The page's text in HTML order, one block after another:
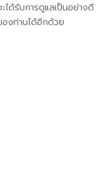
ได้รับการดูแลเป็นอย่างดี
องท่านได้อีกด้วย